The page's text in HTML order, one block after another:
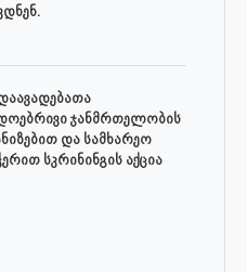
ჯანმრთელობის
და სამხარეო
სკრინინგის აქცია